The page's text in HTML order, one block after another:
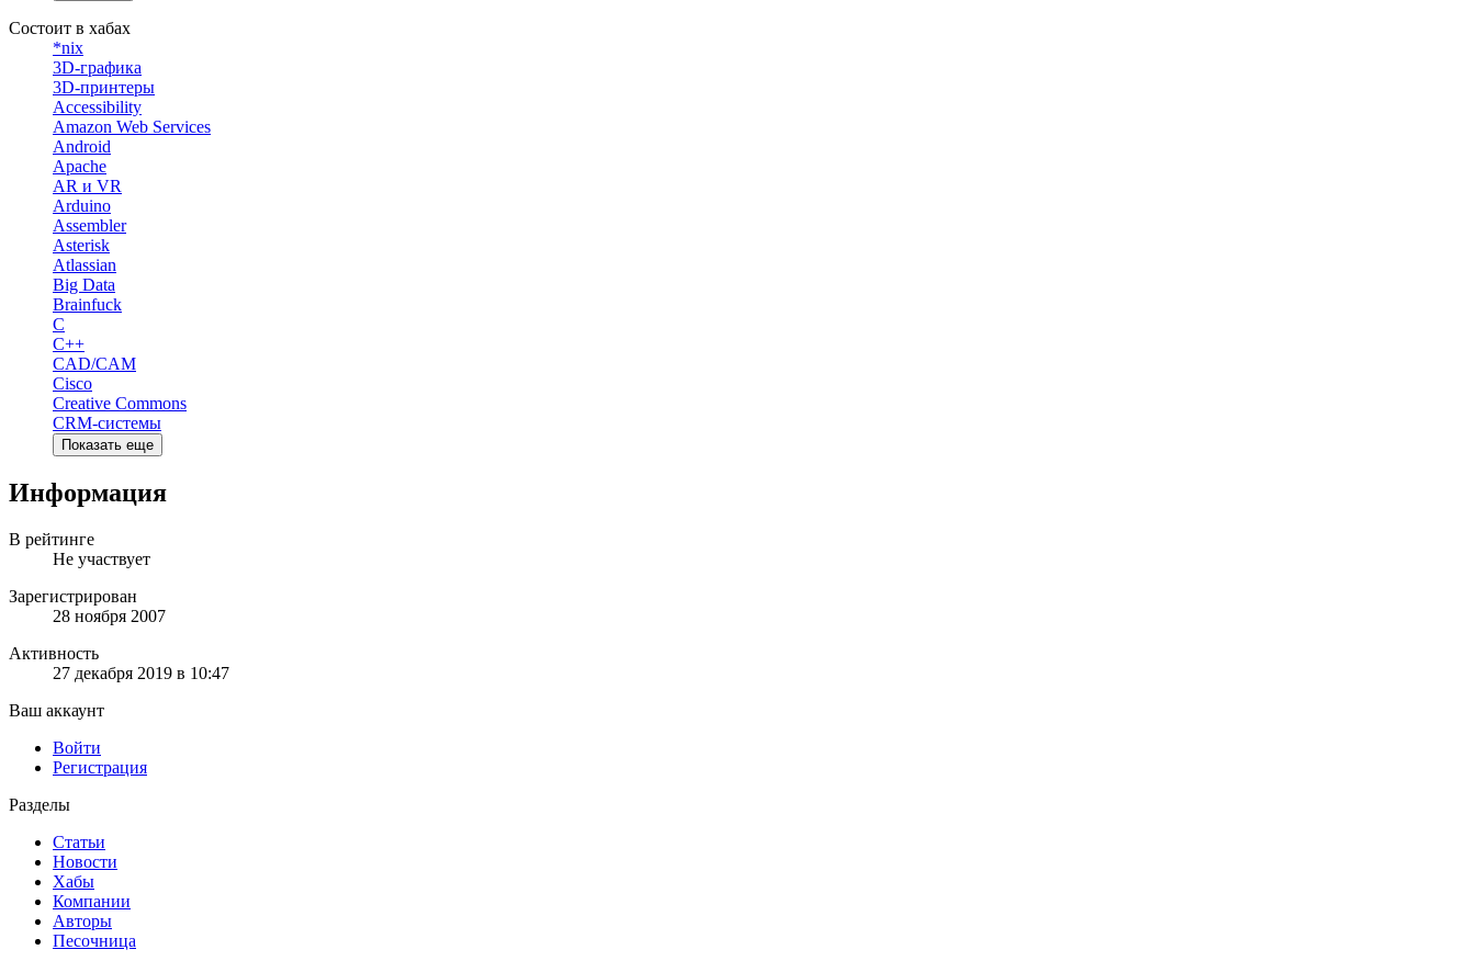
Состоит в хабах
*nix
3D-графика
3D-принтеры
Accessibility
Amazon Web Services
Android
Apache
AR и VR
Arduino
Assembler
Asterisk
Atlassian
Big Data
Brainfuck
C
C++
CAD/CAM
Cisco
Creative Commons
CRM-системы
Показать еще
Информация
В рейтинге
Не участвует
Зарегистрирован
28 ноября 2007
Активность
27 декабря 2019 в 10:47
Ваш аккаунт
Войти
Регистрация
Разделы
Статьи
Новости
Хабы
Компании
Авторы
Песочница